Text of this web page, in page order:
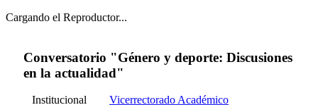
Cargando el Reproductor...
Conversatorio "Género y deporte: Discusiones
en la actualidad"
Institucional Vicerrectorado Académico